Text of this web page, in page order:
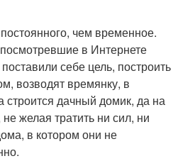
чем временное.
в Интернете
себе цель, построить
возводят времянку, в
строится дачный домик, да на
желая тратить ни сил, ни
в котором они не